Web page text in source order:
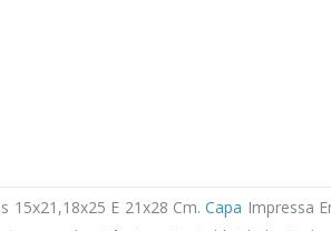
15x21,18x25 E 21x28 Cm.Capa Impressa